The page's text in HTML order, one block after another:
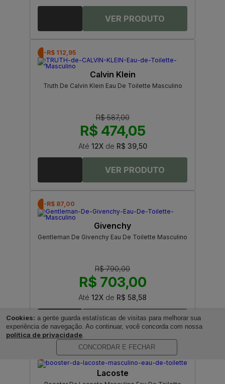
-R$ 112,95
Calvin Klein
Truth De Calvin Klein Eau De Toilette Masculino
R$ 587,00
R$ 474,05
Até 12Xde R$ 39,50
-R$ 87,00
Givenchy
Gentleman De Givenchy Eau De Toilette Masculino
R$ 790,00
R$ 703,00
Até 12X de R$ 58,58
-R$ 161,00
Lacoste
Cookies: a gente guarda estatísticas de visitas para melhorar sua
experiência de navegação. Ao continuar, você concorda com nossa
política de privacidade.
CONCORDAR E FECHAR